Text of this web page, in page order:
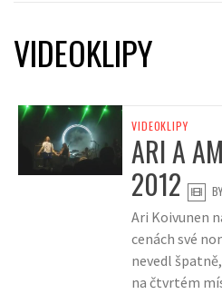
VIDEOKLIPY
VIDEOKLIPY
ARI A
2012
BY
Ari Koivunen
cenách své
nevedl
na čtvrtém